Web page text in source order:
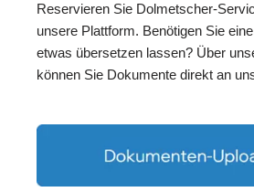
Reservieren Sie Dolmetscher-
unsere Plattform. Benötigen Sie
etwas übersetzen lassen? Über
können Sie Dokumente direkt an